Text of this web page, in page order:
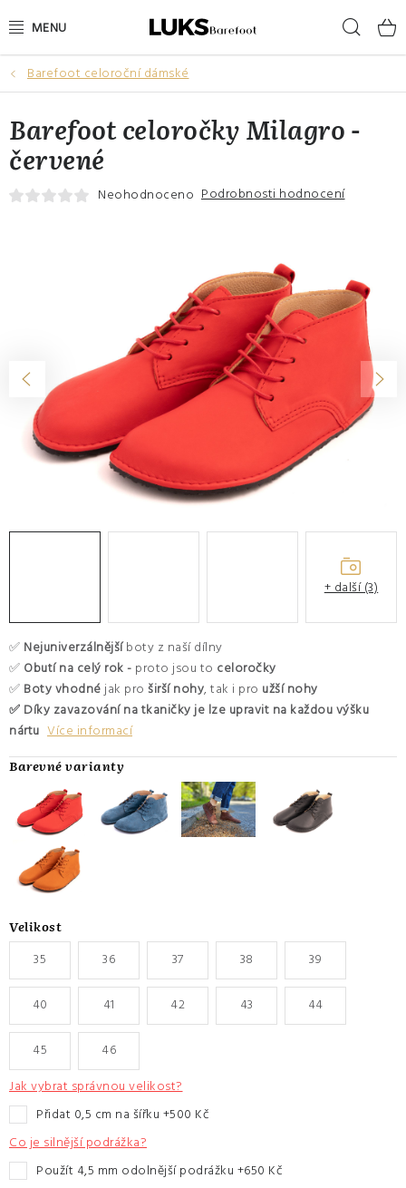
na
NOVINKY
VÝPRODEJ
DÁMSKÉ BAREFOOT BOTY
O nás Hodnocení obchodu
Moje objednávka
Výměna a vrácení zboží
Barefoot celoroční dámské
✅ Nejuniverzálnějšíboty z naší dílny
✅ Obutí na celý rok - proto jsou to celoročky
✅ Boty vhodné jak pro širší nohy, tak i pro užší nohy
✅ Díky zavazování na tkaničky je lze upravit na každou výšku
nártu Více informací
Velikost
35
36 37 38 39
40 41 42 43 44
45
46
Jak vybrat správnou velikost?
přidat 0,5 cm na šířku +500 Kč
Co je silnější podrážka?
Použít 4,5 mm odolnější podrážku +650 Kč
Barefoot celoročky Milagro -
červené
Neohodnoceno Podrobnosti hodnocení
+ další (3)